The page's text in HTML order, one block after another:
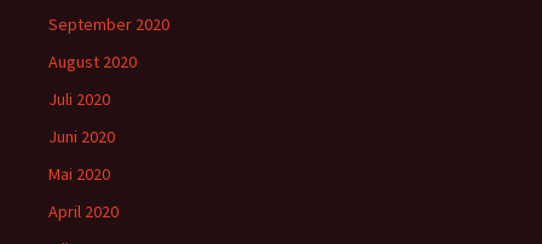
September 2020
August 2020
Juli 2020
Juni 2020
Mai 2020
April 2020